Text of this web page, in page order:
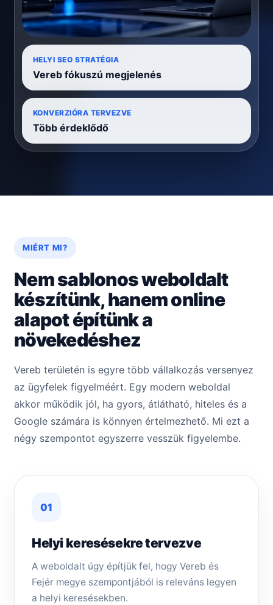
HELYI SEO STRATÉGIA
Vereb fókuszú megjelenés
KONVERZIÓRA TERVEZVE
Több érdeklődő
MIÉRT MI?
Nem sablonos weboldalt
készítünk, hanem online
alapot építünk a
növekedéshez
Vereb területén is egyre több vállalkozás versenyez
az ügyfelek figyelméért. Egy modern weboldal
akkor működik jól, ha gyors, átlátható, hiteles és a
Google számára is könnyen értelmezhető. Mi ezt a
négy szempontot egyszerre vesszük figyelembe.
01
Helyi keresésekre tervezve
A weboldalt úgy építjük fel, hogy Vereb és
Fejér megye szempontjából is releváns legyen
a helyi keresésekben.